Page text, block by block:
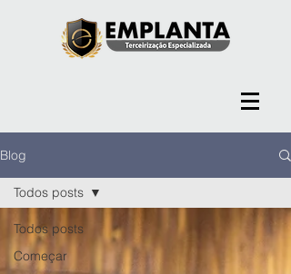
Blog
Todos posts
Começar
Todos posts